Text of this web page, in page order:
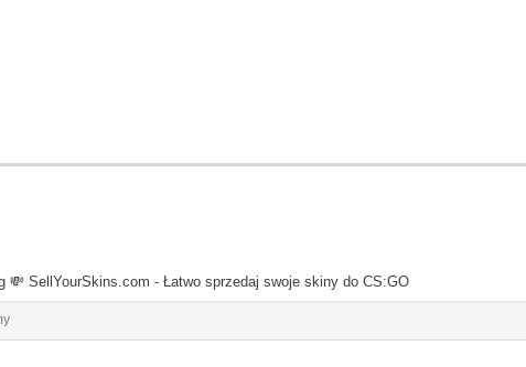
💸 SellYourSkins.com - Łatwo sprzedaj swoje skiny do CS:GO